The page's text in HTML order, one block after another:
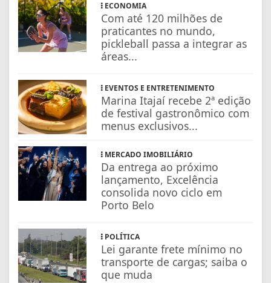
ECONOMIA
Com até 120 milhões de
praticantes no mundo,
pickleball passa a integrar as
áreas...
EVENTOS E ENTRETENIMENTO
Marina Itajaí recebe 2ª edição
de festival gastronômico com
menus exclusivos...
MERCADO IMOBILIÁRIO
Da entrega ao próximo
lançamento, Excelência
consolida novo ciclo em
Porto Belo
POLÍTICA
Lei garante frete mínimo no
transporte de cargas; saiba o
que muda